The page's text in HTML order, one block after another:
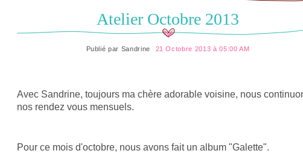
Atelier Octobre 2013
Publié par Sandrine 21 Octobre 2013 à 05:00 AM
Avec Sandrine, toujours ma chère adorable voisine, nous
nos rendez vous mensuels.
Pour ce mois d'octobre, nous avons fait un album "Galette".